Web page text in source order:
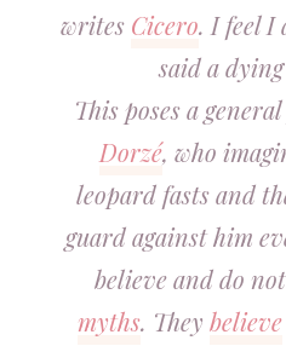
writes Cicero. I feel I
said a
This poses a
Dorzé, who
leopard fasts and
guard against him
believe and do
myths. They believe